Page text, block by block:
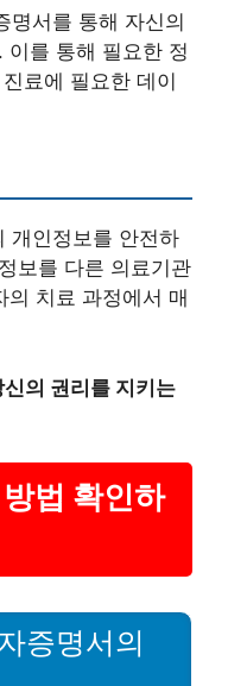
명서를 통해 자신의
이를 통해 필요한 정
료에 필요한 데이
개인정보를 안전하
보를 다른 의료기관
치료 과정에서 매
의 권리를 지키는
법 확인하
증명서의